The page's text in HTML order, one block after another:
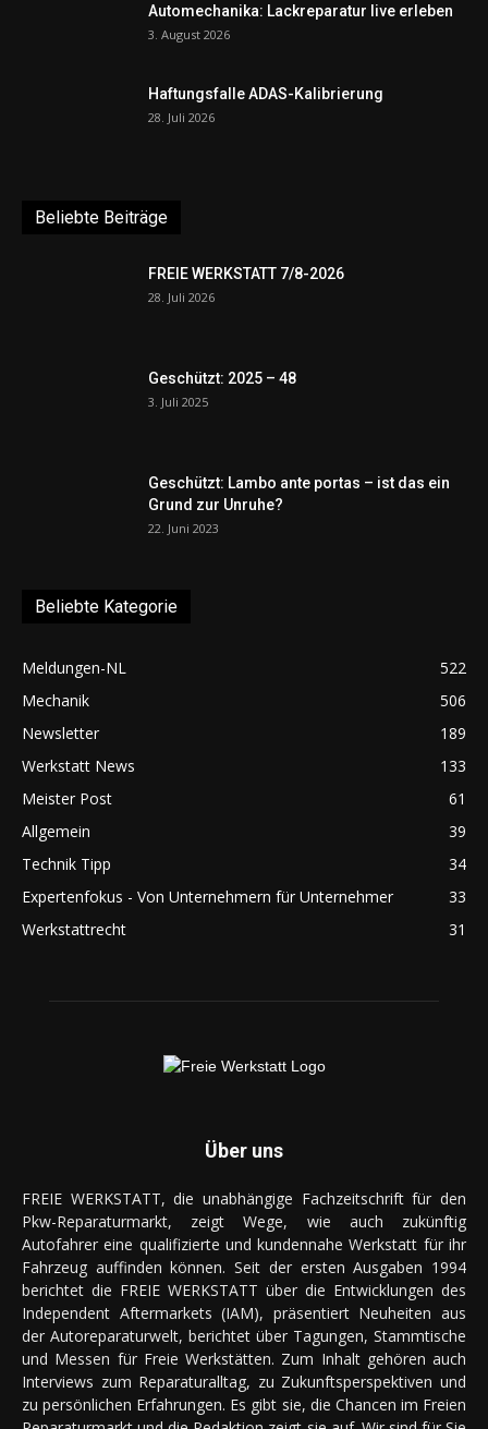
Automechanika: Lackreparatur live erleben
3. August 2026
Haftungsfalle ADAS-Kalibrierung
28. Juli 2026
Beliebte Beiträge
FREIE WERKSTATT 7/8-2026
28. Juli 2026
Geschützt: 2025 – 48
3. Juli 2025
Geschützt: Lambo ante portas – ist das ein
Grund zur Unruhe?
22. Juni 2023
Beliebte Kategorie
Meldungen-NL
522
Mechanik
506
Newsletter
189
Werkstatt News
133
Meister Post
61
Allgemein
39
Technik Tipp
34
Expertenfokus - Von Unternehmern für Unternehmer
33
Werkstattrecht
31
Über uns
FREIE WERKSTATT, die unabhängige Fachzeitschrift für den
Pkw-Reparaturmarkt, zeigt Wege, wie auch zukünftig
Autofahrer eine qualifizierte und kundennahe Werkstatt für ihr
Fahrzeug auffinden können. Seit der ersten Ausgaben 1994
berichtet die FREIE WERKSTATT über die Entwicklungen des
Independent Aftermarkets (IAM), präsentiert Neuheiten aus
der Autoreparaturwelt, berichtet über Tagungen, Stammtische
und Messen für Freie Werkstätten. Zum Inhalt gehören auch
Interviews zum Reparaturalltag, zu Zukunftsperspektiven und
zu persönlichen Erfahrungen. Es gibt sie, die Chancen im Freien